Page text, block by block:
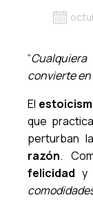
“
convierte
El
que
perturban
razón.
felicidad y